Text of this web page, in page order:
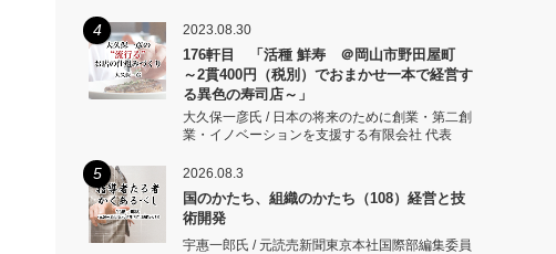
4 2023.08.30
176軒目 「活種 鮮寿 ＠岡山市野田屋町
～2貫400円（税別）でおまかせ一本で経営す
る異色の寿司店～」
大久保一彦氏 / 日本の将来のために創業・第二創
業・イノベーションを支援する有限会社 代表
5 2026.08.3
国のかたち、組織のかたち（108）経営と技
術開発
宇惠一郎氏 / 元読売新聞東京本社国際部編集委員